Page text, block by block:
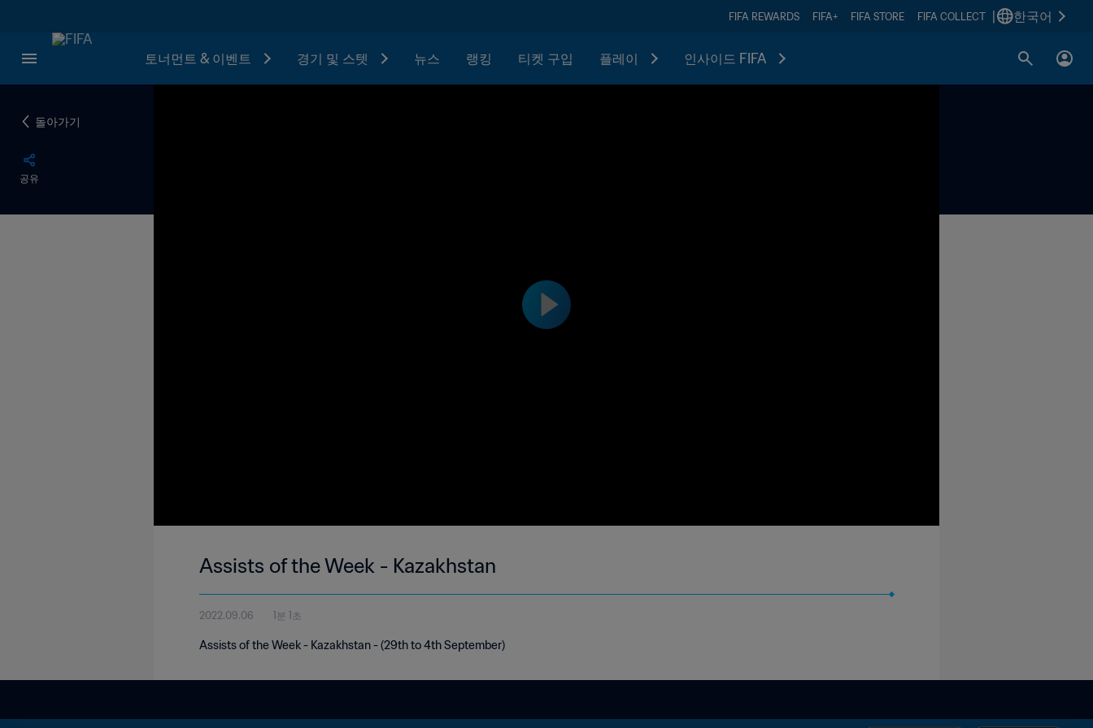
FIFA REWARDS FIFA+ FIFA STORE FIFA COLLECT 한국어
토너먼트 & 이벤트 경기 및 스텟 뉴스 랭킹 티켓 구입 플레이 인사이드 FIFA
돌아가기
공유
Assists of the Week - Kazakhstan
2022.09.06 1분 1초
Assists of the Week - Kazakhstan - (29th to 4th September)